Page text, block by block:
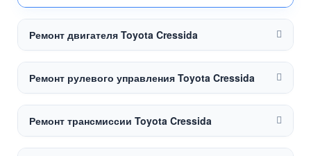
Ремонт двигателя Toyota Cressida
Ремонт рулевого управления Toyota Cressida
Ремонт трансмиссии Toyota Cressida